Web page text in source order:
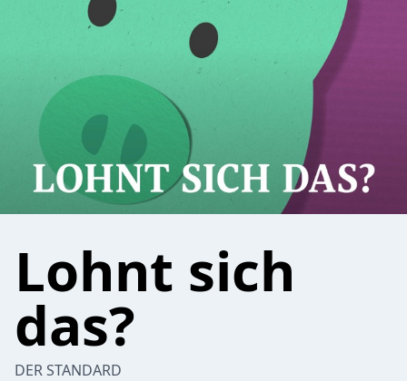
Lohnt sich
das?
DER STANDARD